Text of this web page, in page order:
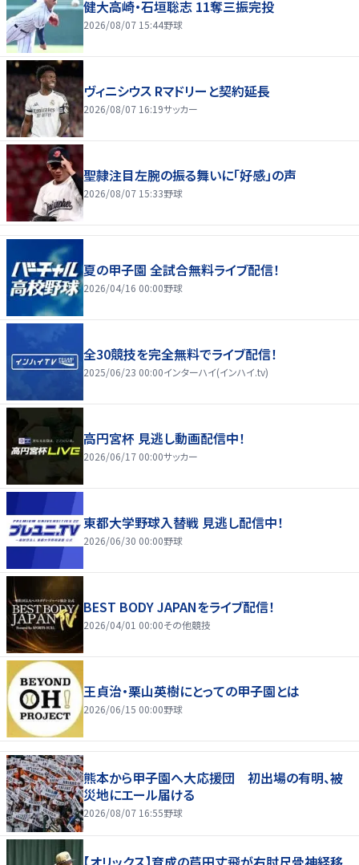
健大高崎・石垣聡志 11奪三振完投
2026/08/07 15:44野球
ヴィニシウス Rマドリーと契約延長
2026/08/07 16:19サッカー
聖隷注目左腕の振る舞いに「好感」の声
2026/08/07 15:33野球
夏の甲子園 全試合無料ライブ配信！
2026/04/16 00:00野球
全30競技を完全無料でライブ配信！
2025/06/23 00:00インターハイ(インハイ.tv)
高円宮杯 見逃し動画配信中！
2026/06/17 00:00サッカー
東都大学野球入替戦 見逃し配信中！
2026/06/30 00:00野球
BEST BODY JAPANをライブ配信！
2026/04/01 00:00その他競技
王貞治・栗山英樹にとっての甲子園とは
2026/06/15 00:00野球
熊本から甲子園へ大応援団 初出場の有明、被
災地にエール届ける
2026/08/07 16:55野球